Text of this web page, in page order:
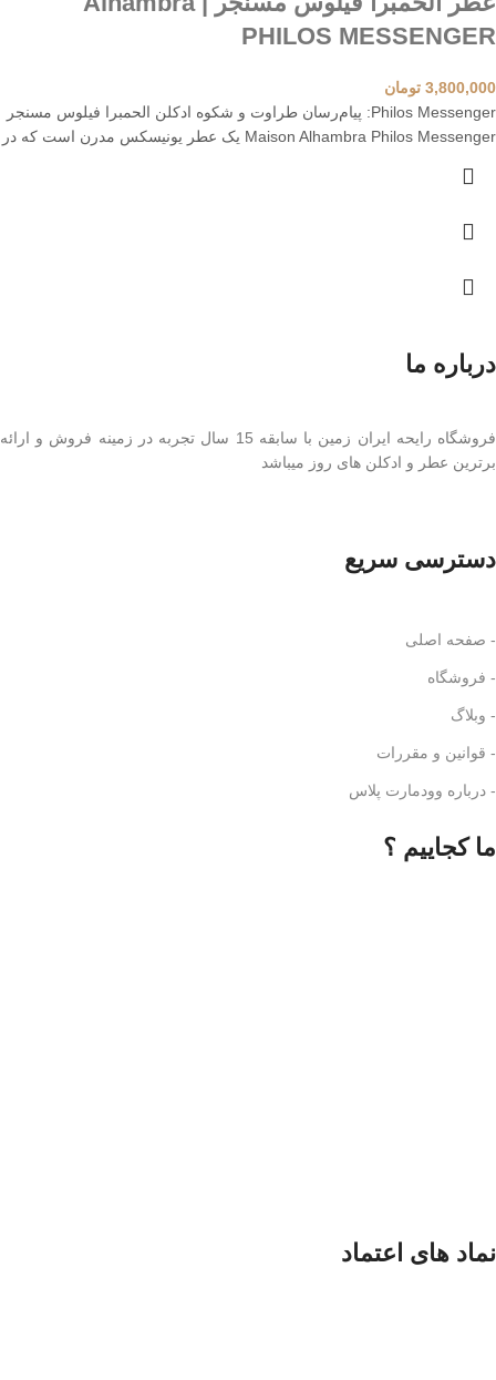
PHILOS MESSENGER
3,800,000 تومان
Philos Messenger: پیام‌رسان طراوت و شکوه ادکلن الحمبرا فیلوس مسنجر
Maison Alhambra Philos Messenger یک عطر یونیسکس مدرن است که در
درباره ما
فروشگاه رایحه ایران زمین با سابقه 15 سال تجربه در زمینه فروش و ارائه
برترین عطر و ادکلن های روز میباشد
دسترسی سریع
- صفحه اصلی
- فروشگاه
- وبلاگ
- قوانین و مقررات
- درباره وودمارت پلاس
ما کجاییم ؟
نماد های اعتماد